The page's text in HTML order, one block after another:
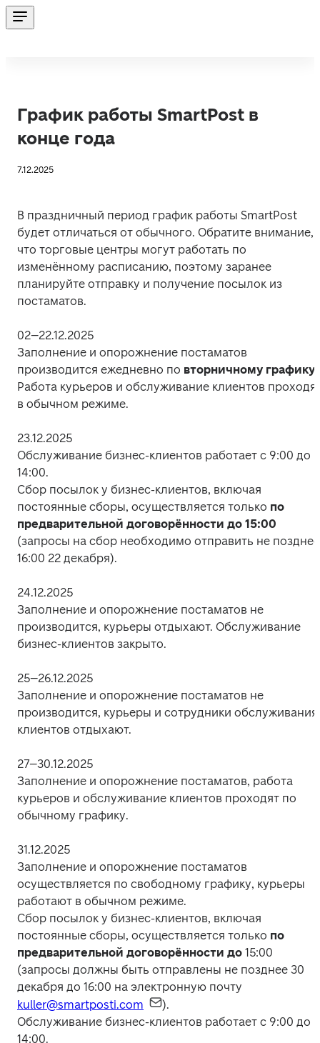
График работы SmartPost в
конце года
7.12.2025
В праздничный период график работы SmartPost
будет отличаться от обычного. Обратите внимание,
что торговые центры могут работать по
изменённому расписанию, поэтому заранее
планируйте отправку и получение посылок из
постаматов.
02–22.12.2025
Заполнение и опорожнение постаматов
производится ежедневно по вторничному графику
Работа курьеров и обслуживание клиентов
в обычном режиме.
23.12.2025
Обслуживание бизнес-клиентов работает с 9:00 до
14:00.
Сбор посылок у бизнес-клиентов, включая
постоянные сборы, осуществляется только по
предварительной договорённости до 15:00
(запросы на сбор необходимо отправить не позднее
16:00 22 декабря).
24.12.2025
Заполнение и опорожнение постаматов не
производится, курьеры отдыхают. Обслуживание
бизнес-клиентов закрыто.
25–26.12.2025
Заполнение и опорожнение постаматов не
производится, курьеры и сотрудники обслуживания
клиентов отдыхают.
27–30.12.2025
Заполнение и опорожнение постаматов, работа
курьеров и обслуживание клиентов проходят по
обычному графику.
31.12.2025
Заполнение и опорожнение постаматов
осуществляется по свободному графику, курьеры
работают в обычном режиме.
Сбор посылок у бизнес-клиентов, включая
постоянные сборы, осуществляется только по
предварительной договорённости до 15:00
(запросы должны быть отправлены не позднее 30
kuller@smartposti.com
).
Обслуживание бизнес-клиентов работает с 9:00 до
14:00.